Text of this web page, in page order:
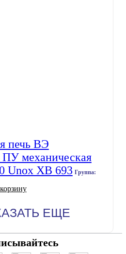
печь ВЭ
ПУ механическая
Unox XB 693 Группа:
ЕЩЕ